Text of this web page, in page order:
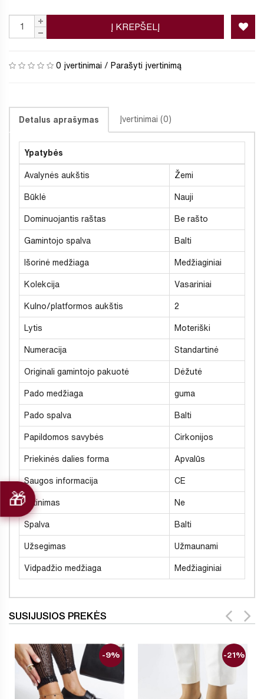
Į KREPŠELĮ
0 įvertinimai / Parašyti įvertinimą
Detalus aprašymas Įvertinimai (0)
Ypatybės
Avalynės aukštis Žemi
Būklė Nauji
Dominuojantis raštas Be rašto
Gamintojo spalva Balti
Išorinė medžiaga Medžiaginiai
Kolekcija Vasariniai
Kulno/platformos aukštis 2
Lytis Moteriški
Numeracija Standartinė
Originali gamintojo pakuotė Dėžutė
Pado medžiaga guma
Pado spalva Balti
Papildomos savybės Cirkonijos
Priekinės dalies forma Apvalūs
Saugos informacija CE
Šiltinimas Ne
Spalva Balti
Užsegimas Užmaunami
Vidpadžio medžiaga Medžiaginiai
SUSIJUSIOS PREKĖS
-9% -21%